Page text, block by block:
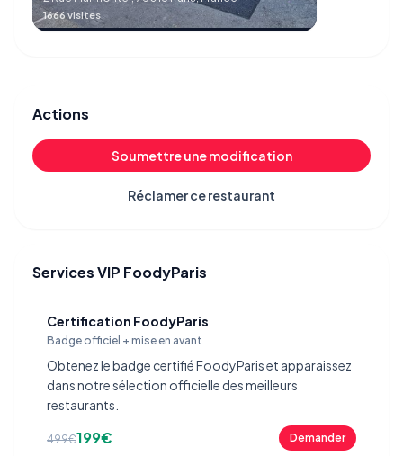
1666 visites
Actions
Soumettre une modification
Réclamer ce restaurant
Services VIP FoodyParis
Certification FoodyParis
Badge officiel + mise en avant
Obtenez le badge certifié FoodyParis et apparaissez
dans notre sélection officielle des meilleurs
restaurants.
499€199€ Demander